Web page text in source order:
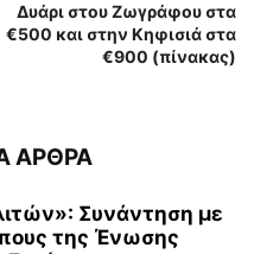
Δυάρι στου Ζωγράφου στα
€500 και στην Κηφισιά στα
€900 (πίνακας)
ΑΡΘΡΑ
Συνάντηση με
της Ένωσης